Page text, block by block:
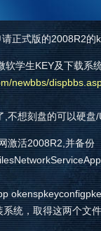
正式版的2008R2
软学生KEY及下载系
newbbs/
,不想刻盘的可以硬盘
激活2008R2,并备份
统，取得这两个文